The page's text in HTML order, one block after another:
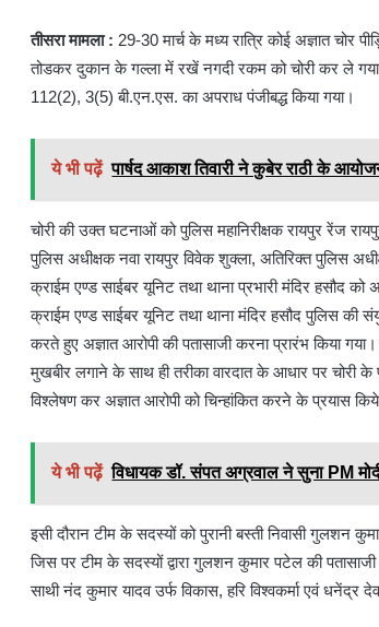
तीसरा मामला : 29-30 मार्च के मध्य रात्रि कोई अज्ञात चोर
तोडकर दुकान के गल्ला में रखें नगदी रकम को चोरी कर ले गया
112(2), 3(5) बी.एन.एस. का अपराध पंजीबद्ध किया गया।
ये भी पढ़ें पार्षद आकाश तिवारी ने कुबेर राठी के
चोरी की उक्त घटनाओं को पुलिस महानिरीक्षक रायपुर रेंज
पुलिस अधीक्षक नवा रायपुर विवेक शुक्ला, अतिरिक्त पुलिस
क्राईम एण्ड साईबर यूनिट तथा थाना प्रभारी मंदिर हसौद
क्राईम एण्ड साईबर यूनिट तथा थाना मंदिर हसौद पुलिस की
करते हुए अज्ञात आरोपी की पतासाजी करना प्रारंभ किया
मुखबीर लगाने के साथ ही तरीका वारदात के आधार पर चोरी के
विश्लेषण कर अज्ञात आरोपी को चिन्हांकित करने के प्रयास
ये भी पढ़ें विधायक डॉ. संपत अग्रवाल ने सुना PM
इसी दौरान टीम के सदस्यों को पुरानी बस्ती निवासी गुलशन
जिस पर टीम के सदस्यों द्वारा गुलशन कुमार पटेल की
साथी नंद कुमार यादव उर्फ विकास, हरि विश्वकर्मा एवं